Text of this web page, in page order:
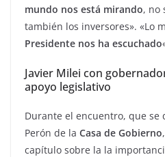
mundo nos está mirando, no
también los inversores». «Lo
Presidente nos ha escuchado
Javier Milei con
apoyo legislativo
Durante el encuentro, que se
Perón de la Casa de Gobierno
capítulo sobre la la